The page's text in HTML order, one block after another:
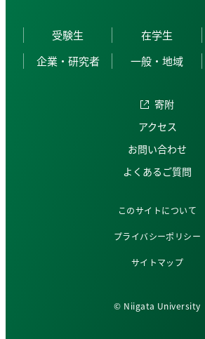
受験生 在学生
企業・研究者
一般・地域
寄附
アクセス
お問い合わせ
よくあるご質問
このサイトについて
プライバシーポリシー
サイトマップ
© Niigata University